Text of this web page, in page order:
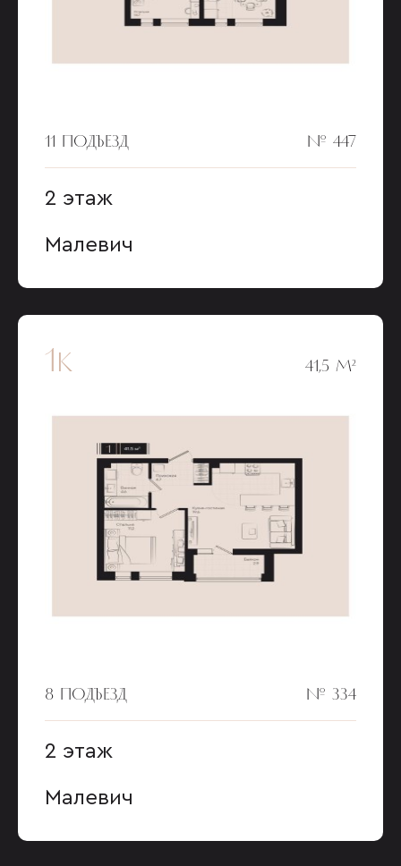
11 ПОДЪЕЗД № 447
2 этаж
Малевич
1к 41,5 М²
8 ПОДЪЕЗД № 334
2 этаж
Малевич